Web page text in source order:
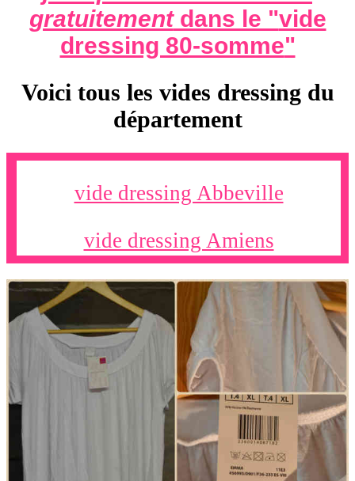
gratuitementdans le "vide
dressing 80-somme"
Voici tous les vides dressing du
département
vide dressing Abbeville
vide dressing Amiens